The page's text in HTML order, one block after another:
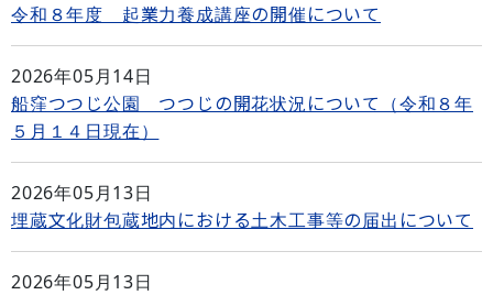
令和８年度 起業力養成講座の開催について
2026年05月14日
船窪つつじ公園 つつじの開花状況について（令和８年
５月１４日現在）
2026年05月13日
埋蔵文化財包蔵地内における土木工事等の届出について
2026年05月13日